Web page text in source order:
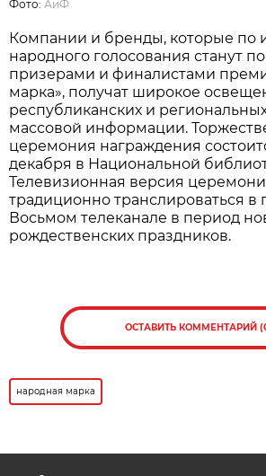
Фото:АиФ
Компании и бренды, которые по
народного голосования станут
призерами и финалистами
марка», получат широкое
республиканских и
массовой информации.
церемония награждения
декабря в Национальной
Телевизионная версия
традиционно транслироваться в
Восьмом телеканале в период
рождественских праздников.
ОСТАВИТЬ КОММЕНТАРИЙ
народная марка